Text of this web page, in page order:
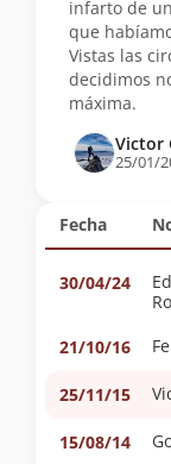
Fecha
30/04/24
21/10/16
25/11/15
15/08/14
infarto de
que
Vistas las
decidimos
máxima.
Victor
25/01/